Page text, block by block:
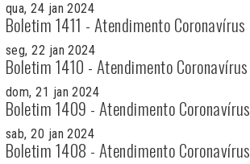
qua, 24 jan 2024
Boletim 1411 - Atendimento Coronavírus
seg, 22 jan 2024
Boletim 1410 - Atendimento Coronavírus
dom, 21 jan 2024
Boletim 1409 - Atendimento Coronavírus
sab, 20 jan 2024
Boletim 1408 - Atendimento Coronavírus